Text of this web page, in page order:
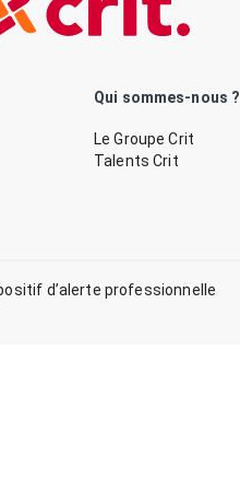
Qui sommes-nous ?
Le Groupe Crit
Talents Crit
d’alerte professionnelle